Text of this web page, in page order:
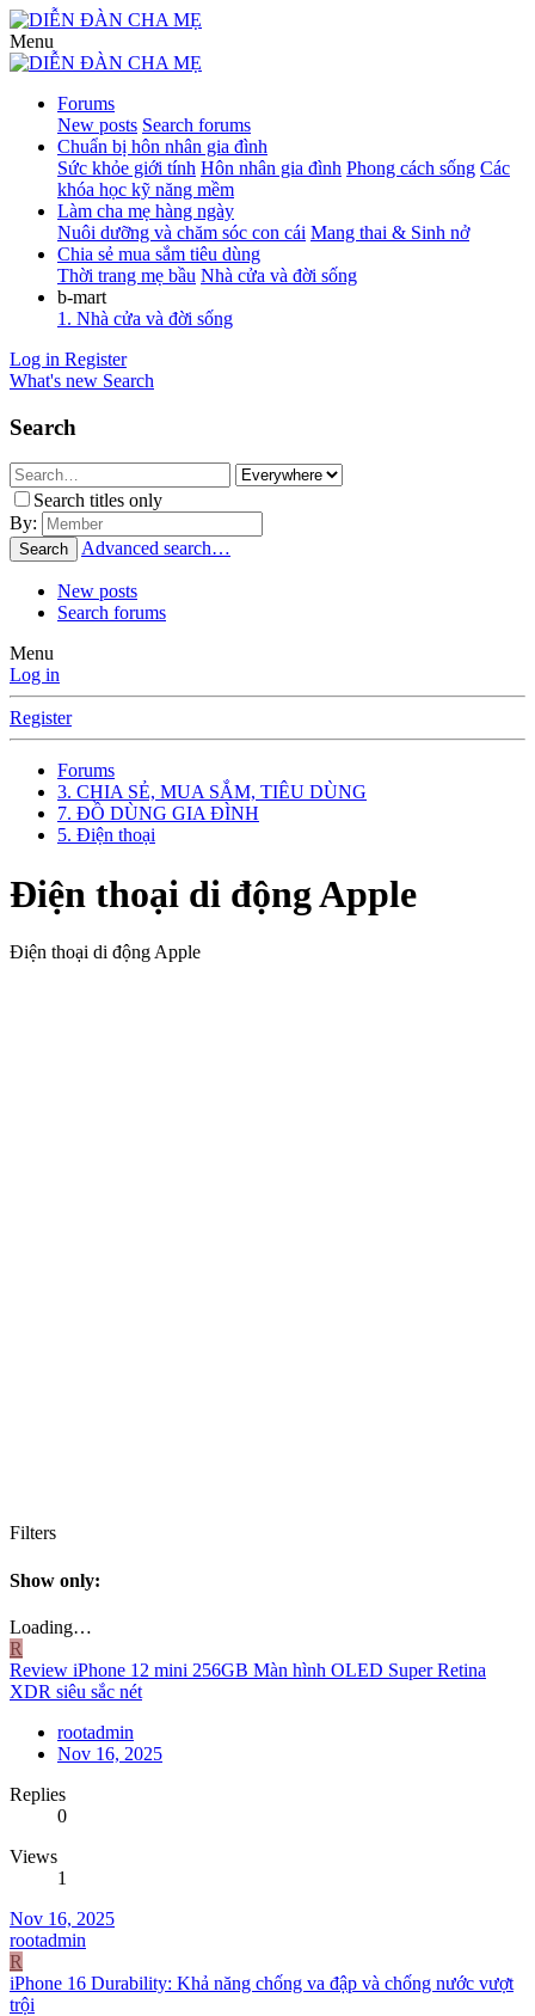
Menu
Forums
New posts Search forums
Chuẩn bị hôn nhân gia đình
Sức khỏe giới tính Hôn nhân gia đình Phong cách sống Các
khóa học kỹ năng mềm
Làm cha mẹ hàng ngày
Nuôi dưỡng và chăm sóc con cái Mang thai & Sinh nở
Chia sẻ mua sắm tiêu dùng
Thời trang mẹ bầu Nhà cửa và đời sống
b-mart
1. Nhà cửa và đời sống
Log in Register
What's new Search
Search
Search titles only
By:
Search Advanced search…
New posts
Search forums
Menu
Log in
Register
Forums
3. CHIA SẺ, MUA SẮM, TIÊU DÙNG
7. ĐỒ DÙNG GIA ĐÌNH
5. Điện thoại
Điện thoại di động Apple
Điện thoại di động Apple
Filters
Show only:
Loading…
R
Review iPhone 12 mini 256GB Màn hình OLED Super Retina
XDR siêu sắc nét
rootadmin
Nov 16, 2025
Replies
0
Views
1
Nov 16, 2025
rootadmin
R
iPhone 16 Durability: Khả năng chống va đập và chống nước vượt
trội